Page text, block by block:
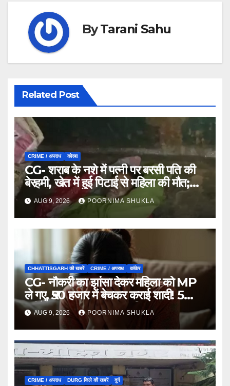
ByTarani Sahu
Related Post
CRIME / अपराध कोरबा
CG- शराब के नशे में पत्नी पर बरसी पति की
बेरहमी, खेत में हुई पिटाई से महिला की मौत;
आरोपी फरार…
AUG 9, 2026 POORNIMA SHUKLA
CHHATTISGARH की खबरें CRIME / अपराध कांकेर
CG- नौकरी का झांसा देकर महिला को MP
ले गए, ₹50 हजार में बेचकर कराई शादी! 5
महीने बाद खुला पूरा राज, 3 गिरफ्तार…
AUG 9, 2026 POORNIMA SHUKLA
CRIME / अपराध DURG जिले की खबरें दुर्ग